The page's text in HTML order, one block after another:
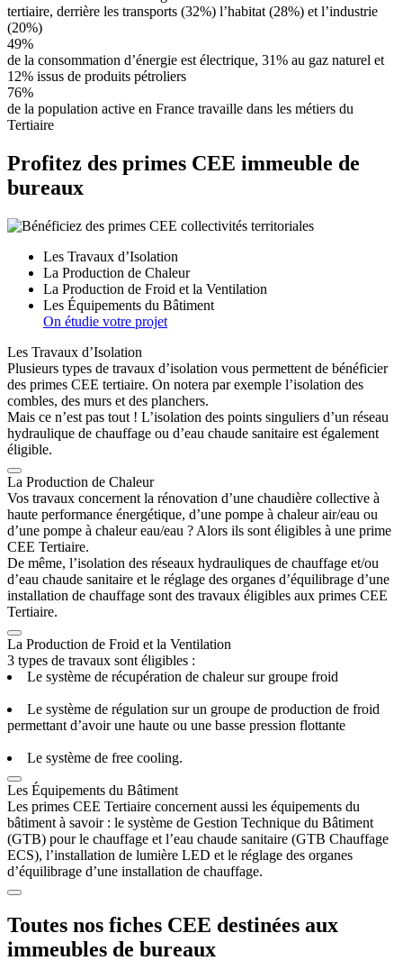
tertiaire, derrière les transports (32%) l’habitat (28%) et l’industrie
(20%)
49%
de la consommation d’énergie est électrique, 31% au gaz naturel et
12% issus de produits pétroliers
76%
de la population active en France travaille dans les métiers du
Tertiaire
Profitez des primes CEE immeuble de
bureaux
Les Travaux d’Isolation
La Production de Chaleur
La Production de Froid et la Ventilation
Les Équipements du Bâtiment
On étudie votre projet
Les Travaux d’Isolation
Plusieurs types de travaux d’isolation vous permettent de bénéficier
des primes CEE tertiaire. On notera par exemple l’isolation des
combles, des murs et des planchers.
Mais ce n’est pas tout ! L’isolation des points singuliers d’un réseau
hydraulique de chauffage ou d’eau chaude sanitaire est également
éligible.
La Production de Chaleur
Vos travaux concernent la rénovation d’une chaudière collective à
haute performance énergétique, d’une pompe à chaleur air/eau ou
d’une pompe à chaleur eau/eau ? Alors ils sont éligibles à une prime
CEE Tertiaire.
De même, l’isolation des réseaux hydrauliques de chauffage et/ou
d’eau chaude sanitaire et le réglage des organes d’équilibrage d’une
installation de chauffage sont des travaux éligibles aux primes CEE
Tertiaire.
La Production de Froid et la Ventilation
3 types de travaux sont éligibles :
Le système de récupération de chaleur sur groupe froid
Le système de régulation sur un groupe de production de froid
permettant d’avoir une haute ou une basse pression flottante
Le système de free cooling.
Les Équipements du Bâtiment
Les primes CEE Tertiaire concernent aussi les équipements du
bâtiment à savoir : le système de Gestion Technique du Bâtiment
(GTB) pour le chauffage et l’eau chaude sanitaire (GTB Chauffage
ECS), l’installation de lumière LED et le réglage des organes
d’équilibrage d’une installation de chauffage.
Toutes nos fiches CEE destinées aux
immeubles de bureaux